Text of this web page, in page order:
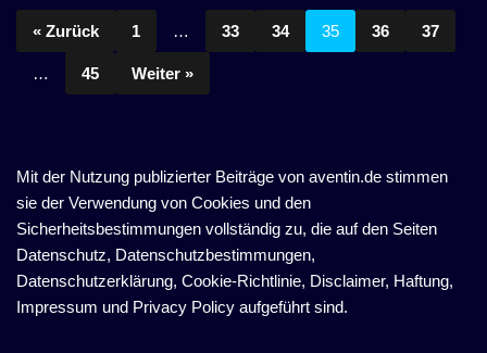
« Zurück 1 … 33 34 35 36 37
… 45 Weiter »
Mit der Nutzung publizierter Beiträge von aventin.de stimmen
sie der Verwendung von Cookies und den
Sicherheitsbestimmungen vollständig zu, die auf den Seiten
Datenschutz, Datenschutzbestimmungen,
Datenschutzerklärung, Cookie-Richtlinie, Disclaimer, Haftung,
Impressum und Privacy Policy aufgeführt sind.